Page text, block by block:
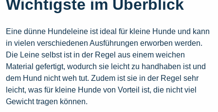
Wichtigste im Überblick
Eine dünne Hundeleine ist ideal für kleine Hunde und kann
in vielen verschiedenen Ausführungen erworben werden.
Die Leine selbst ist in der Regel aus einem weichen
Material gefertigt, wodurch sie leicht zu handhaben ist und
dem Hund nicht weh tut. Zudem ist sie in der Regel sehr
leicht, was für kleine Hunde von Vorteil ist, die nicht viel
Gewicht tragen können.